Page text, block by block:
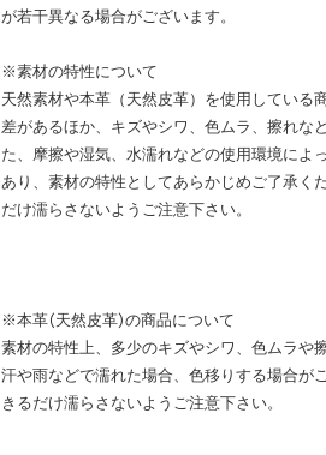
が若干異なる場合がございます。
※素材の特性について
天然素材や本革（天然皮革）を使用している
差があるほか、キズやシワ、色ムラ、擦れな
た、摩擦や湿気、水濡れなどの使用環境によ
あり、素材の特性としてあらかじめご了承く
だけ濡らさないようご注意下さい。
※本革(天然皮革)の商品について
素材の特性上、多少のキズやシワ、色ムラや
汗や雨などで濡れた場合、色移りする場合が
きるだけ濡らさないようご注意下さい。